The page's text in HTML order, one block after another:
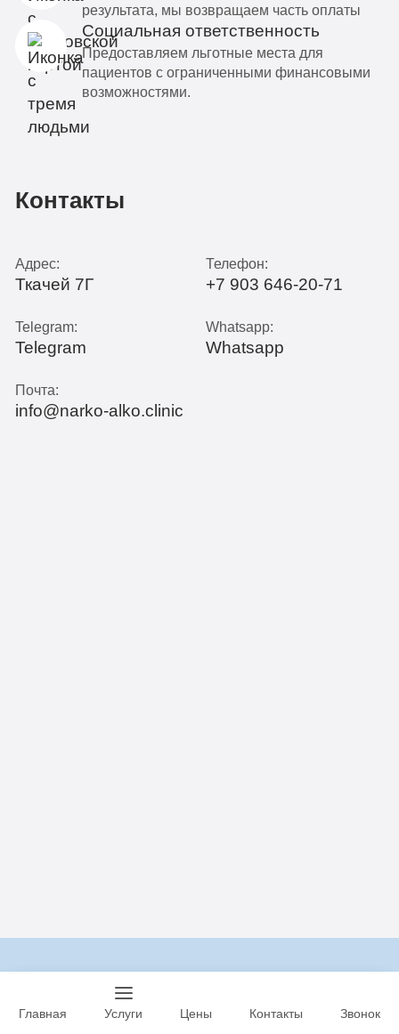
результата, мы возвращаем часть оплаты
Социальная ответственность
Предоставляем льготные места для
пациентов с ограниченными финансовыми
возможностями.
Контакты
Адрес:
Ткачей 7Г
Телефон:
+7 903 646-20-71
Telegram:
Telegram
Whatsapp:
Whatsapp
Почта:
info@narko-alko.clinic
О нас
Главная Услуги Цены Контакты Звонок